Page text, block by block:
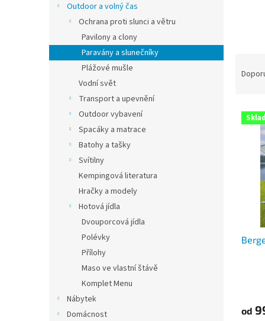
a
n
Outdoor a volný čas
Ochrana proti slunci a větru
Pavilony a clony
Paravány a slunečníky
Plážové mušle
Vodní svět
Transport a upevnění
Outdoor vybavení
Spacáky a matrace
Batohy a tašky
Svítilny
Kempingová literatura
Hračky a modely
Hotová jídla
Dvouporcová jídla
Polévky
Přílohy
Maso ve vlastní štávě
Komplet Menu
Nábytek
Domácnost
nV
od